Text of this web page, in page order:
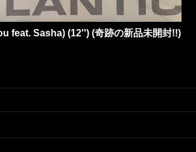
feat. Sasha) (12'') (奇跡の新品未開封!!)